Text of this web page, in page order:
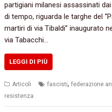
partigiani milanesi assassinati
di tempo, riguarda le targhe del
martiri di via Tibaldi” inaugurato
via Tabacchi…
LEGGI DI PIÙ
Articoli fascisti,federazione
resistenza